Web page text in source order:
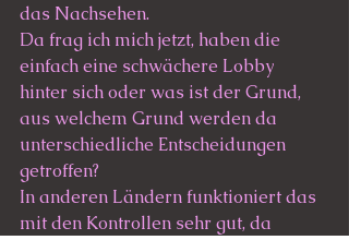
das Nachsehen.
Da frag ich mich jetzt, haben die
einfach eine schwächere Lobby
hinter sich oder was ist der Grund,
aus welchem Grund werden da
unterschiedliche Entscheidungen
getroffen?
In anderen Ländern funktioniert das
mit den Kontrollen sehr gut, da